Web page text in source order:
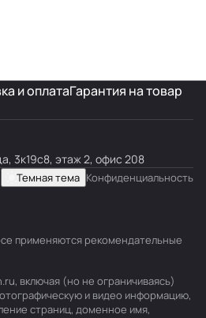
и оплатаГарантия на товар
3к19с8, этаж 2, офис 208
Темная тема Конфиденциальность
применяются рекомендательные
включая (но не ограничиваясь)
и видео информацию,
страниц, доменное имя,